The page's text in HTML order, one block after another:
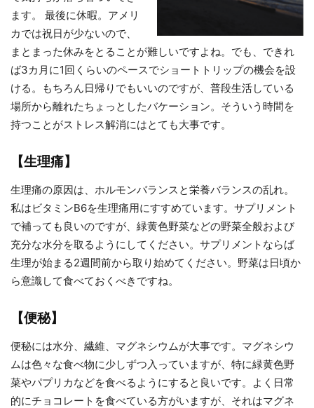
ます。 最後に休暇。アメリ
カでは祝日が少ないので、
まとまった休みをとることが難しいですよね。でも、できれ
ば3カ月に1回くらいのペースでショートトリップの機会を設
ける。もちろん日帰りでもいいのですが、普段生活している
場所から離れたちょっとしたバケーション。そういう時間を
持つことがストレス解消にはとても大事です。
【生理痛】
生理痛の原因は、ホルモンバランスと栄養バランスの乱れ。
私はビタミンB6を生理痛用にすすめています。サプリメント
で補っても良いのですが、緑黄色野菜などの野菜全般および
充分な水分を取るようにしてください。サプリメントならば
生理が始まる2週間前から取り始めてください。野菜は日頃か
ら意識して食べておくべきですね。
【便秘】
便秘には水分、繊維、マグネシウムが大事です。マグネシウ
ムは色々な食べ物に少しずつ入っていますが、特に緑黄色野
菜やパプリカなどを食べるようにすると良いです。よく日常
的にチョコレートを食べている方がいますが、それはマグネ